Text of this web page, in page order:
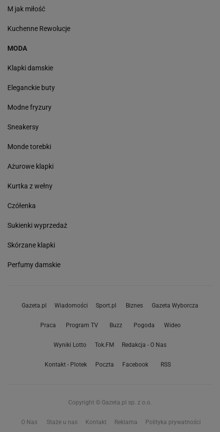
M jak miłość
Kuchenne Rewolucje
MODA
Klapki damskie
Eleganckie buty
Modne fryzury
Sneakersy
Monde torebki
Ażurowe klapki
Kurtka z wełny
Czółenka
Sukienki wyprzedaż
Skórzane klapki
Perfumy damskie
Gazeta.pl Wiadomości Sport.pl Biznes Gazeta Wyborcza
Praca Program TV Buzz Pogoda Wideo
Wyniki Lotto Tok.FM Redakcja - O Nas
Kontakt - Plotek Poczta Facebook RSS
Copyright © Gazeta.pl sp. z o.o.
O Nas Staże u nas Kontakt Reklama Polityka prywatności